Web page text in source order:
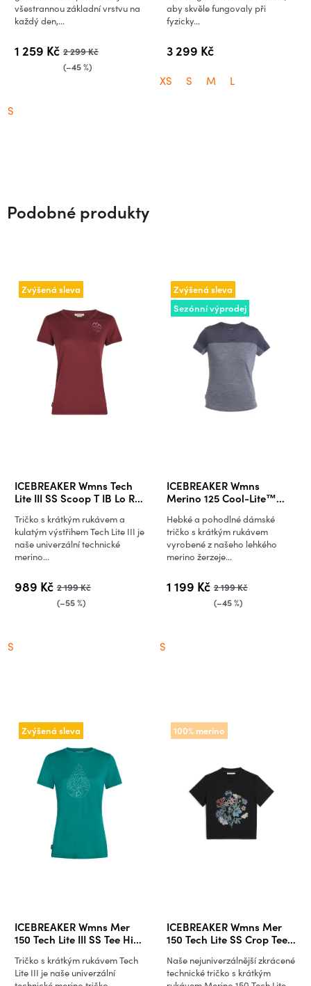
1 259 Kč 2 299 Kč
(–45 %)
všestrannou základní vrstvu na
každý den,...
S
3 299 Kč
aby skvěle fungovaly při
fyzicky...
XS S M L
Podobné produkty
Zvýšená sleva
ICEBREAKER Wmns Tech
Lite III SS Scoop T IB Lo Re,
989 Kč 2 199 Kč
(–55 %)
Tričko s krátkým rukávem a
kulatým výstřihem Tech Lite III je
naše univerzální technické
merino...
S
Zvýšená sleva
Sezónní výprodej
ICEBREAKER Wmns
Merino 125 Cool-Lite™
Block, Graphite
Heather/Graphite/Cb
1 199 Kč 2 199 Kč
(–45 %)
Hebké a pohodlné dámské
tričko s krátkým rukávem
vyrobené z našeho lehkého
merino žerzeje...
S
Zvýšená sleva
ICEBREAKER Wmns Mer
150 Tech Lite III SS Tee Hike
Tričko s krátkým rukávem Tech
Lite III je naše univerzální
100% merino
ICEBREAKER Wmns Mer
150 Tech Lite SS Crop Tee
Naše nejuniverzálnější zkrácené
technické tričko s krátkým